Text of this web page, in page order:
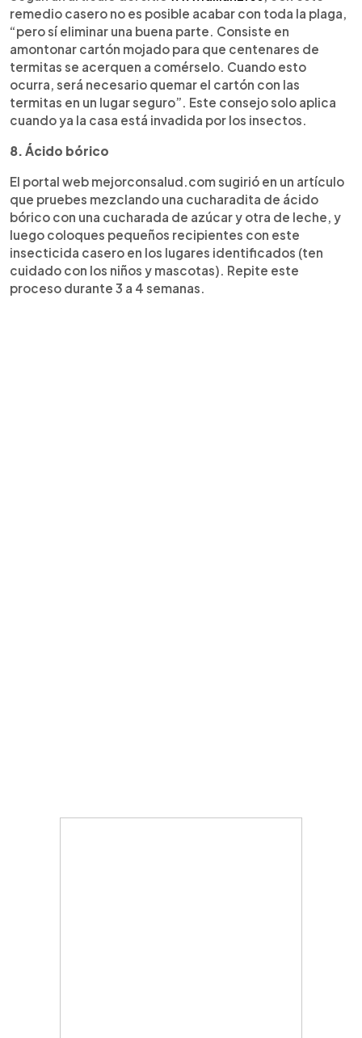
remedio casero no es posible acabar con toda la plaga,
“pero sí eliminar una buena parte. Consiste en
amontonar cartón mojado para que centenares de
termitas se acerquen a comérselo. Cuando esto
ocurra, será necesario quemar el cartón con las
termitas en un lugar seguro”. Este consejo solo aplica
cuando ya la casa está invadida por los insectos.
8. Ácido bórico
El portal web mejorconsalud.com sugirió en un artículo
que pruebes mezclando una cucharadita de ácido
bórico con una cucharada de azúcar y otra de leche, y
luego coloques pequeños recipientes con este
insecticida casero en los lugares identificados (ten
cuidado con los niños y mascotas). Repite este
proceso durante 3 a 4 semanas.